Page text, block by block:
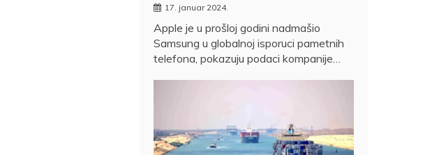
17. januar 2024.
Apple je u prošloj godini nadmašio
Samsung u globalnoj isporuci pametnih
telefona, pokazuju podaci kompanije…